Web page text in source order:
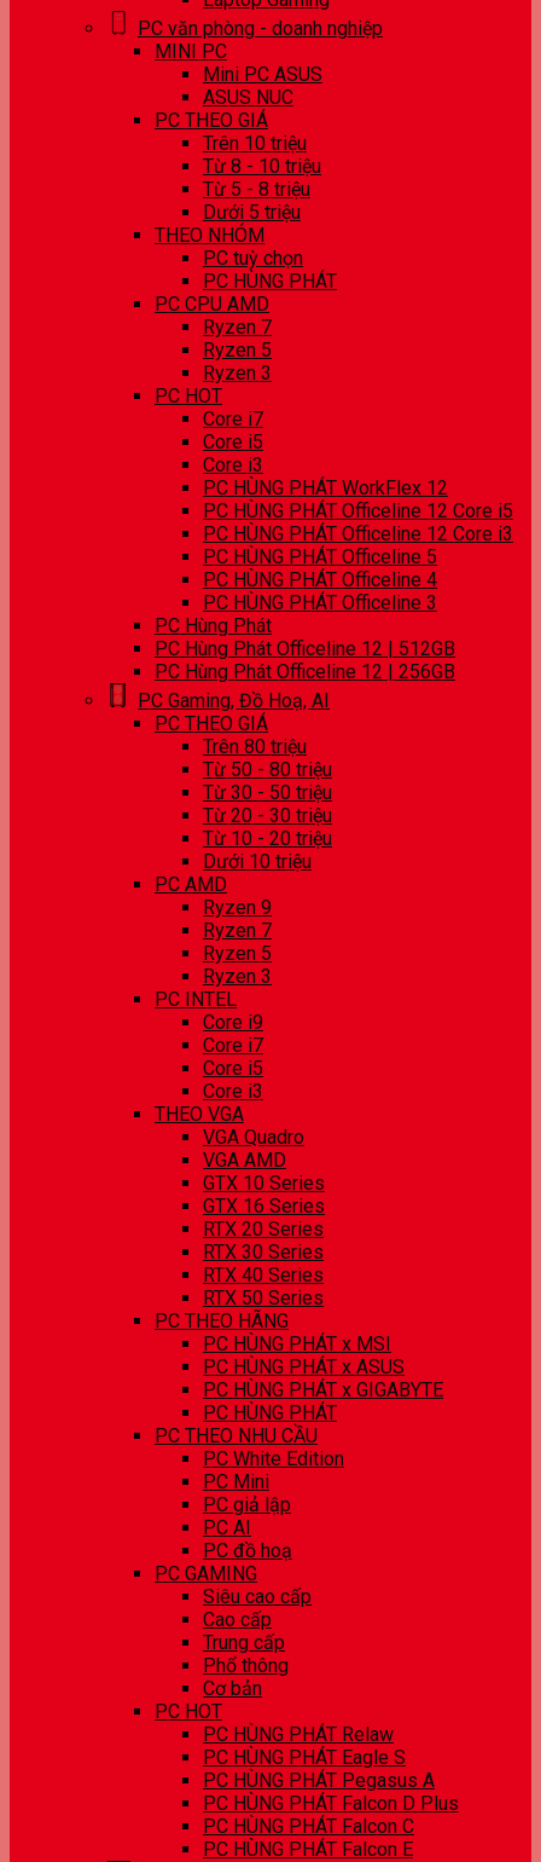
PC văn phòng - doanh nghiệp
MINI PC
Mini PC ASUS
ASUS NUC
PC THEO GIÁ
Trên 10 triệu
Từ 8 - 10 triệu
Từ 5 - 8 triệu
Dưới 5 triệu
THEO NHÓM
PC tuỳ chọn
PC HÙNG PHÁT
PC CPU AMD
Ryzen 7
Ryzen 5
Ryzen 3
PC HOT
Core i7
Core i5
Core i3
PC HÙNG PHÁT WorkFlex 12
PC HÙNG PHÁT Officeline 12 Core i5
PC HÙNG PHÁT Officeline 12 Core i3
PC HÙNG PHÁT Officeline 5
PC HÙNG PHÁT Officeline 4
PC HÙNG PHÁT Officeline 3
PC Hùng Phát
PC Hùng Phát Officeline 12 | 512GB
PC Hùng Phát Officeline 12 | 256GB
PC Gaming, Đồ Hoạ, AI
PC THEO GIÁ
Trên 80 triệu
Từ 50 - 80 triệu
Từ 30 - 50 triệu
Từ 20 - 30 triệu
Từ 10 - 20 triệu
Dưới 10 triệu
PC AMD
Ryzen 9
Ryzen 7
Ryzen 5
Ryzen 3
PC INTEL
Core i9
Core i7
Core i5
Core i3
THEO VGA
VGA Quadro
VGA AMD
GTX 10 Series
GTX 16 Series
RTX 20 Series
RTX 30 Series
RTX 40 Series
RTX 50 Series
PC THEO HÃNG
PC HÙNG PHÁT x MSI
PC HÙNG PHÁT x ASUS
PC HÙNG PHÁT x GIGABYTE
PC HÙNG PHÁT
PC THEO NHU CẦU
PC White Edition
PC Mini
PC giả lập
PC AI
PC đồ hoạ
PC GAMING
Siêu cao cấp
Cao cấp
Trung cấp
Phổ thông
Cơ bản
PC HOT
PC HÙNG PHÁT Relaw
PC HÙNG PHÁT Eagle S
PC HÙNG PHÁT Pegasus A
PC HÙNG PHÁT Falcon D Plus
PC HÙNG PHÁT Falcon C
PC HÙNG PHÁT Falcon E